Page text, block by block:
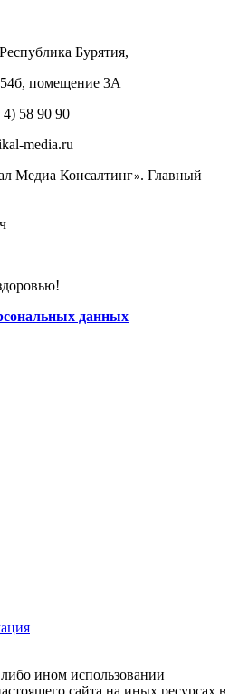
Бурятия,
помещение 3А
58 90 90
media.ru
Медиа Консалтинг». Главный
данных
ином использовании